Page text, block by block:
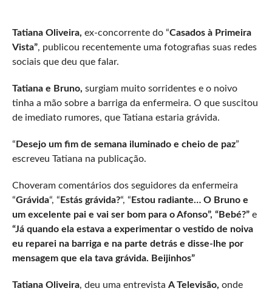
Tatiana Oliveira, ex-concorrente do “Casados à Primeira
Vista”, publicou recentemente uma fotografias suas redes
sociais que deu que falar.
Tatiana e Bruno, surgiam muito sorridentes e o noivo
tinha a mão sobre a barriga da enfermeira. O que suscitou
de imediato rumores, que Tatiana estaria grávida.
“ Desejo um fim de semana iluminado e cheio de paz”
escreveu Tatiana na publicação.
Choveram comentários dos seguidores da enfermeira
“Grávida“, “ Estás grávida?“, “ Estou radiante… O Bruno e
um excelente pai e vai ser bom para o Afonso”, “Bebé?”e
“Já quando ela estava a experimentar o vestido de noiva
eu reparei na barriga e na parte detrás e disse-lhe por
mensagem que ela tava grávida. Beijinhos”
Tatiana Oliveira, deu uma entrevista A Televisão, onde